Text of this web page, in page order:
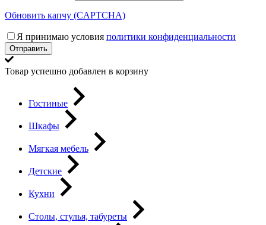
Обновить капчу (CAPTCHA)
Я принимаю условия политики конфиденциальности
Отправить
Товар успешно добавлен в корзину
Гостиные
Шкафы
Мягкая мебель
Детские
Кухни
Столы, стулья, табуреты